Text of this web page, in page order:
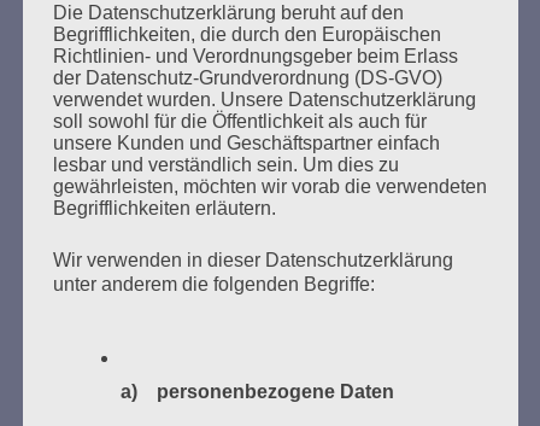
SUCHEN
NACH:
MARATHONLESUNG AUS DEN
VERBRANNTEN BÜCHERN
Die Datenschutzerklärung beruht auf den
Begrifflichkeiten, die durch den Europäischen
Richtlinien- und Verordnungsgeber beim Erlass
der Datenschutz-Grundverordnung (DS-GVO)
verwendet wurden. Unsere Datenschutzerklärung
soll sowohl für die Öffentlichkeit als auch für
unsere Kunden und Geschäftspartner einfach
lesbar und verständlich sein. Um dies zu
gewährleisten, möchten wir vorab die verwendeten
Begrifflichkeiten erläutern.
Wir verwenden in dieser Datenschutzerklärung
unter anderem die folgenden Begriffe:
a) personenbezogene Daten